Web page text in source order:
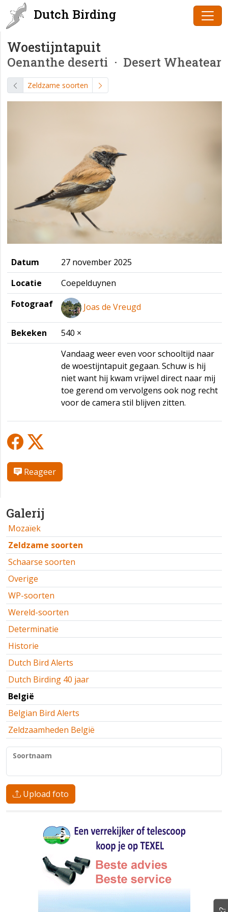
Dutch Birding
Galerij
Mozaïek
Zeldzame soorten
Schaarse soorten
Overige
WP-soorten
Wereld-soorten
Determinatie
Historie
Dutch Bird Alerts
Dutch Birding 40 jaar
België
Belgian Bird Alerts
Zeldzaamheden België
Soortnaam
Upload foto
Woestijntapuit
Oenanthe deserti · Desert Wheatear
Zeldzame soorten
Datum
27 november 2025
Locatie
Coepelduynen
Fotograaf
Joas de Vreugd
Bekeken
540 ×
Vandaag weer even voor schooltijd naar
de woestijntapuit gegaan. Schuw is hij
niet want hij kwam vrijwel direct naar mij
toe gerend om vervolgens ook nog recht
voor de camera stil blijven zitten.
Reageer